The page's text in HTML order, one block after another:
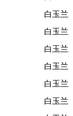
白玉兰
白玉兰
白玉兰
白玉兰
白玉兰
白玉兰